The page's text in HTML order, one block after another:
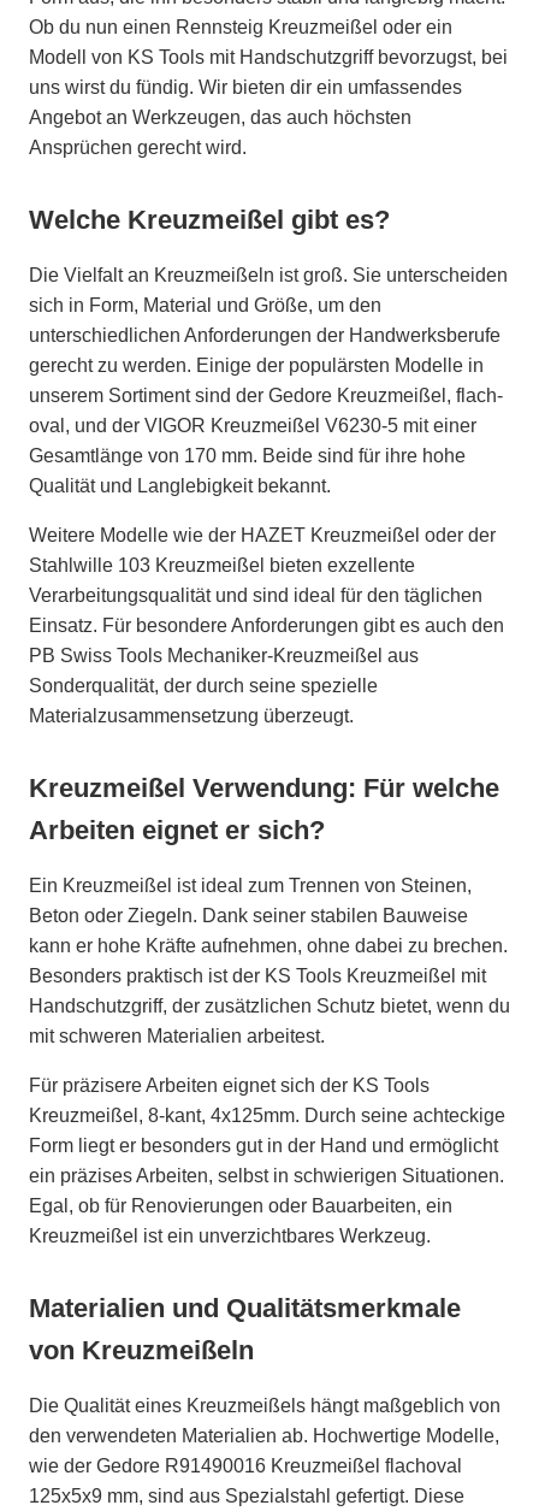
Ob du nun einen Rennsteig Kreuzmeißel oder ein
Modell von KS Tools mit Handschutzgriff bevorzugst, bei
uns wirst du fündig. Wir bieten dir ein umfassendes
Angebot an Werkzeugen, das auch höchsten
Ansprüchen gerecht wird.
Welche Kreuzmeißel gibt es?
Die Vielfalt an Kreuzmeißeln ist groß. Sie unterscheiden
sich in Form, Material und Größe, um den
unterschiedlichen Anforderungen der Handwerksberufe
gerecht zu werden. Einige der populärsten Modelle in
unserem Sortiment sind der Gedore Kreuzmeißel, flach-
oval, und der VIGOR Kreuzmeißel V6230-5 mit einer
Gesamtlänge von 170 mm. Beide sind für ihre hohe
Qualität und Langlebigkeit bekannt.
Weitere Modelle wie der HAZET Kreuzmeißel oder der
Stahlwille 103 Kreuzmeißel bieten exzellente
Verarbeitungsqualität und sind ideal für den täglichen
Einsatz. Für besondere Anforderungen gibt es auch den
PB Swiss Tools Mechaniker-Kreuzmeißel aus
Sonderqualität, der durch seine spezielle
Materialzusammensetzung überzeugt.
Kreuzmeißel Verwendung: Für welche
Arbeiten eignet er sich?
Ein Kreuzmeißel ist ideal zum Trennen von Steinen,
Beton oder Ziegeln. Dank seiner stabilen Bauweise
kann er hohe Kräfte aufnehmen, ohne dabei zu brechen.
Besonders praktisch ist der KS Tools Kreuzmeißel mit
Handschutzgriff, der zusätzlichen Schutz bietet, wenn du
mit schweren Materialien arbeitest.
Für präzisere Arbeiten eignet sich der KS Tools
Kreuzmeißel, 8-kant, 4x125mm. Durch seine achteckige
Form liegt er besonders gut in der Hand und ermöglicht
ein präzises Arbeiten, selbst in schwierigen Situationen.
Egal, ob für Renovierungen oder Bauarbeiten, ein
Kreuzmeißel ist ein unverzichtbares Werkzeug.
Materialien und Qualitätsmerkmale
von Kreuzmeißeln
Die Qualität eines Kreuzmeißels hängt maßgeblich von
den verwendeten Materialien ab. Hochwertige Modelle,
wie der Gedore R91490016 Kreuzmeißel flachoval
125x5x9 mm, sind aus Spezialstahl gefertigt. Diese